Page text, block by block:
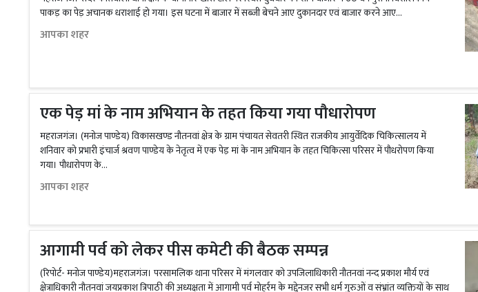
पाकड़ का पेड़ अचानक धराशाई हो गया। इस घटना में बाजार में सब्जी बेचने आए दुकानदार एवं बाजार करने आए...
आपका शहर
एक पेड़ मां के नाम अभियान के तहत किया गया पौधारोपण
महराजगंज। (मनोज पाण्डेय) विकासखण्ड नौतनवां क्षेत्र के ग्राम पंचायत सेवतरी स्थित राजकीय आयुर्वेदिक चिकित्सालय में
शनिवार को प्रभारी इंचार्ज श्रवण पाण्डेय के नेतृत्व में एक पेड़ मां के नाम अभियान के तहत चिकित्सा परिसर में पौधरोपण किया
गया। पौधारोपण के...
आपका शहर
आगामी पर्व को लेकर पीस कमेटी की बैठक सम्पन्न
(रिपोर्ट- मनोज पाण्डेय)महराजगंज। परसामलिक थाना परिसर में मंगलवार को उपजिलाधिकारी नौतनवां नन्द प्रकाश मौर्य एवं
क्षेत्राधिकारी नौतनवां जयप्रकाश त्रिपाठी की अध्यक्षता में आगामी पर्व मोहर्रम के मद्देनजर सभी धर्म गुरुओं व संभ्रांत व्यक्तियों के साथ